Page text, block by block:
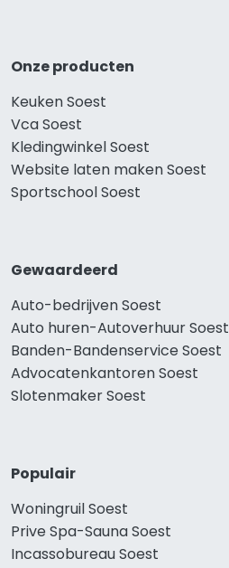
Onze producten
Keuken Soest
Vca Soest
Kledingwinkel Soest
Website laten maken Soest
Sportschool Soest
Gewaardeerd
Auto-bedrijven Soest
Auto huren-Autoverhuur Soest
Banden-Bandenservice Soest
Advocatenkantoren Soest
Slotenmaker Soest
Populair
Woningruil Soest
Prive Spa-Sauna Soest
Incassobureau Soest